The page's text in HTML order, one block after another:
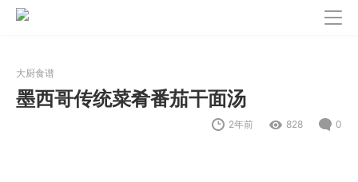
大厨食谱
墨西哥传统菜肴番茄干面汤
2年前 828 0